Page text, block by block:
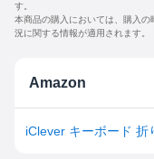
す。
本商品の購入においては、購入
況に関する情報が適用されます。
Amazon